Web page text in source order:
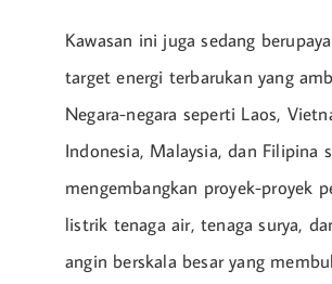
Kawasan ini juga sedang
target energi terbarukan yang
Negara-negara seperti Laos,
Indonesia, Malaysia, dan Filipina
mengembangkan proyek-proyek
listrik tenaga air, tenaga surya,
angin berskala besar yang